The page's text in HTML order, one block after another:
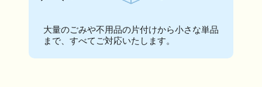
大量のごみや不用品の片付けから小さな単品
まで、すべてご対応いたします。